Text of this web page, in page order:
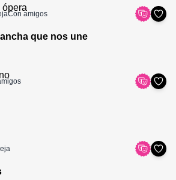
Con amigos
que nos une